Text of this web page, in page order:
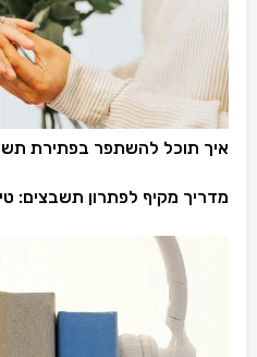
איך תוכל להשתפר בפתירת
מדריך מקיף לפתרון תשבצים: